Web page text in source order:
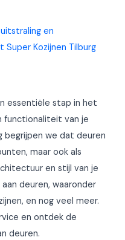
en
Kozijnen Tilburg
essentiële stap in het
functionaliteit van je
begrijpen we dat deuren
maar ook als
en stijl van je
deuren, waaronder
en nog veel meer.
en ontdek de
deuren.